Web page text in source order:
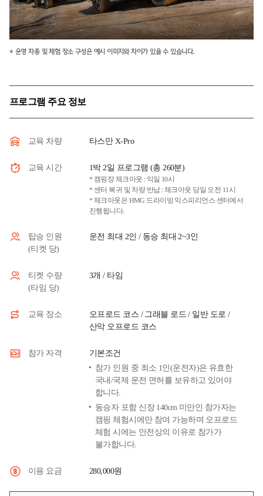
프로그램 주요 정보
교육 차량 타스만 X-Pro
교육 시간 1박 2일 프로그램 (총 260분)
* 캠핑장 체크아웃 : 익일 10시
* 센터 복귀 및 차량 반납 : 체크아웃 당일 오전 11시
* 체크아웃은 HMG 드라이빙 익스피리언스 센터에서
진행됩니다.
탑승 인원
(티켓 당)
운전 최대 2인 / 동승 최대 2~3인
티켓 수량
(타임 당)
3개 / 타임
교육 장소 오프로드 코스 / 그래블 로드 / 일반 도로 /
산악 오프로드 코스
참가 자격 기본조건
참가 인원 중 최소 1인(운전자)은 유효한
국내/국제 운전 면허를 보유하고 있어야
합니다.
동승자 포함 신장 140cm 미만인 참가자는
캠핑 체험시에만 참여 가능하며 오프로드
체험 시에는 안전상의 이유로 참가가
불가합니다.
이용 요금 280,000원
* 운영 차종 및 체험 장소 구성은 예시 이미지와 차이가 있을 수 있습니다.